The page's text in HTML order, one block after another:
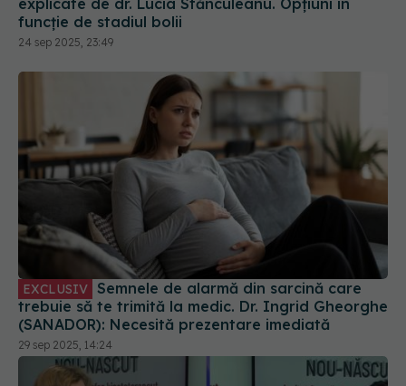
trebuie să te trimită la medic. Dr. Ingrid Gheorghe
(SANADOR): Necesită prezentare imediată
29 sep 2025, 14:24